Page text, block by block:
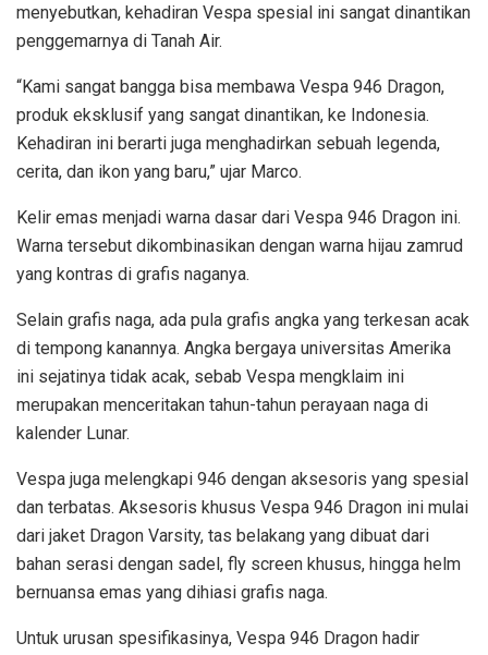
menyebutkan, kehadiran Vespa spesial ini sangat dinantikan
penggemarnya di Tanah Air.
“Kami sangat bangga bisa membawa Vespa 946 Dragon,
produk eksklusif yang sangat dinantikan, ke Indonesia.
Kehadiran ini berarti juga menghadirkan sebuah legenda,
cerita, dan ikon yang baru,” ujar Marco.
Kelir emas menjadi warna dasar dari Vespa 946 Dragon ini.
Warna tersebut dikombinasikan dengan warna hijau zamrud
yang kontras di grafis naganya.
Selain grafis naga, ada pula grafis angka yang terkesan acak
di tempong kanannya. Angka bergaya universitas Amerika
ini sejatinya tidak acak, sebab Vespa mengklaim ini
merupakan menceritakan tahun-tahun perayaan naga di
kalender Lunar.
Vespa juga melengkapi 946 dengan aksesoris yang spesial
dan terbatas. Aksesoris khusus Vespa 946 Dragon ini mulai
dari jaket Dragon Varsity, tas belakang yang dibuat dari
bahan serasi dengan sadel, fly screen khusus, hingga helm
bernuansa emas yang dihiasi grafis naga.
Untuk urusan spesifikasinya, Vespa 946 Dragon hadir